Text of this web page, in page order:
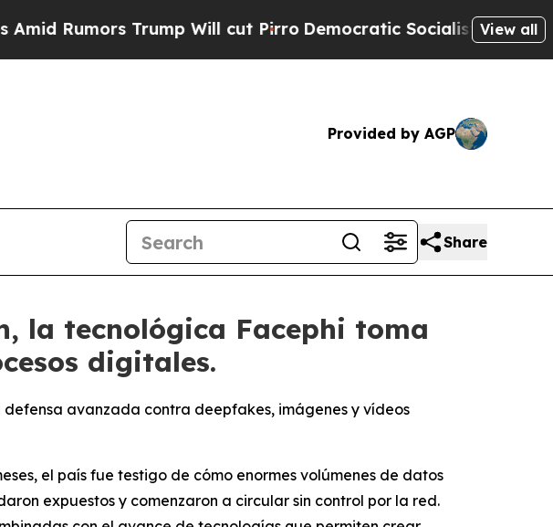
Trump Will cut PirroDemocratic Socialists of America
View all
Provided by AGP
Share
la tecnológica Facephi toma
digitales.
avanzada contra deepfakes, imágenes y vídeos
el país fue testigo de cómo enormes volúmenes de datos
expuestos y comenzaron a circular sin control por la red.